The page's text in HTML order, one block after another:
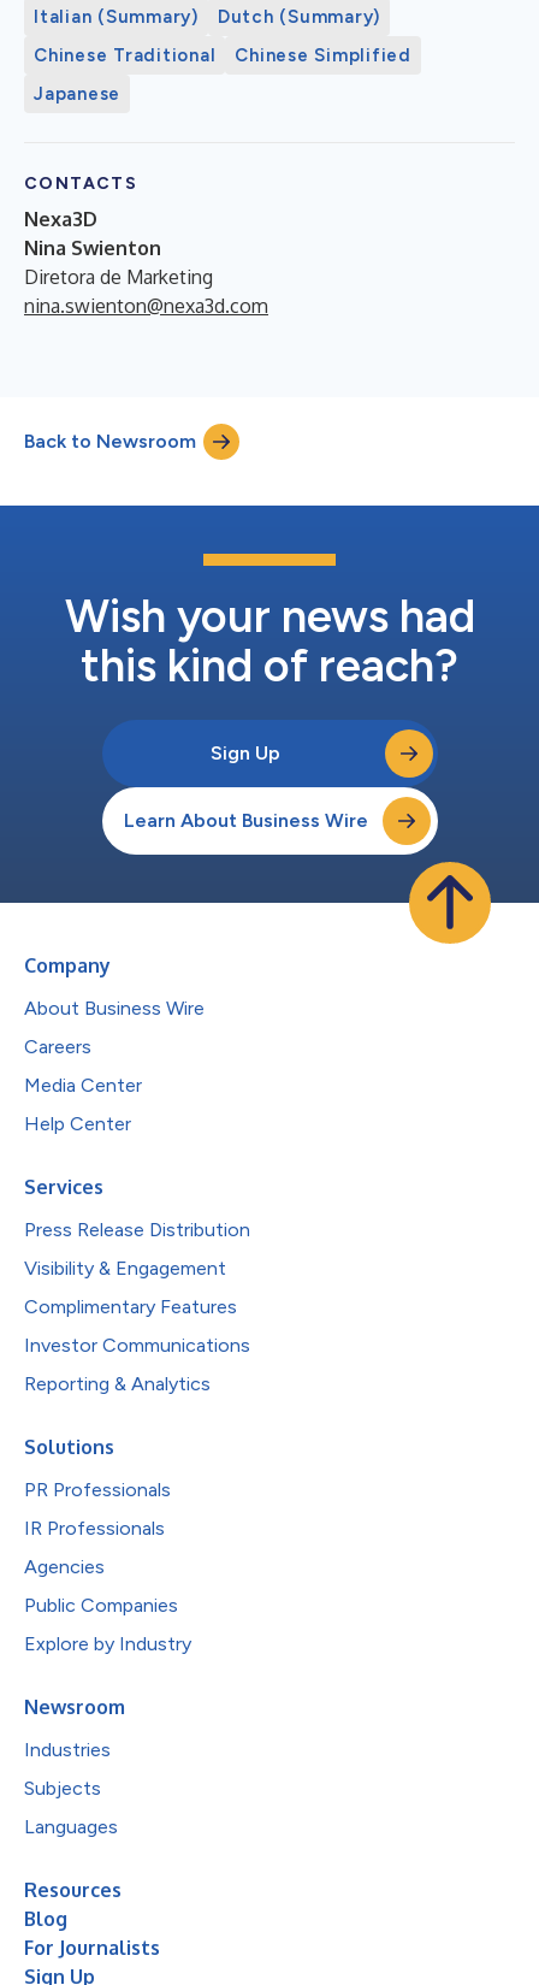
Italian (Summary)
Dutch (Summary)
Chinese Traditional
Chinese Simplified
Japanese
CONTACTS
Nexa3D
Nina Swienton
Diretora de Marketing
nina.swienton@nexa3d.com
Back to Newsroom
Wish your news had
this kind of reach?
Sign Up
Learn About Business Wire
Company
About Business Wire
Careers
Media Center
Help Center
Services
Press Release Distribution
Visibility & Engagement
Complimentary Features
Investor Communications
Reporting & Analytics
Solutions
PR Professionals
IR Professionals
Agencies
Public Companies
Explore by Industry
Newsroom
Industries
Subjects
Languages
Resources
Blog
For Journalists
Sign Up